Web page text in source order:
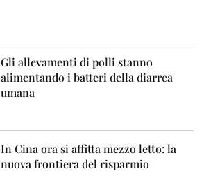
Gli allevamenti di polli stanno
alimentando i batteri della diarrea
umana
In Cina ora si affitta mezzo letto: la
nuova frontiera del risparmio